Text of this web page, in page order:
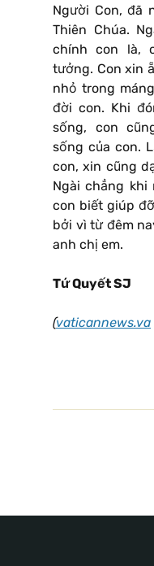
Người Con, đã
Thiên Chúa.
chính con là,
tưởng. Con xin
nhỏ trong
đời con. Khi
sống, con
sống của con.
con, xin cũng
Ngài chẳng
con biết giúp
bởi vì từ đêm
anh chị em.
Tứ Quyết SJ
(vaticannews.va